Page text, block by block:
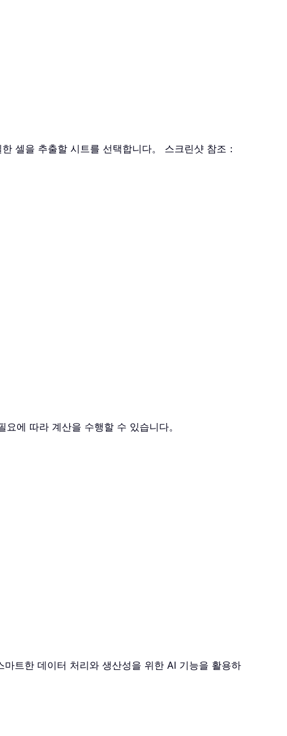
셀을 추출할 시트를 선택합니다。 스크린샷 참조：
에 따라 계산을 수행할 수 있습니다。
트한 데이터 처리와 생산성을 위한 AI 기능을 활용하